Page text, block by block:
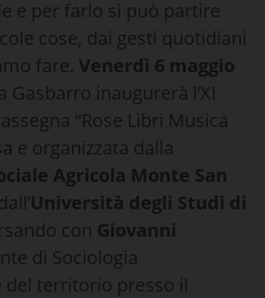
e per farlo si può partire
cose, dai gesti quotidiani
fare. Venerdì 6 maggio
Gasbarro inaugurerà l’XI
“Rose Libri Musica
e organizzata dalla
Agricola Monte San
Università degli Studi di
con Giovanni
di Sociologia
del territorio presso il